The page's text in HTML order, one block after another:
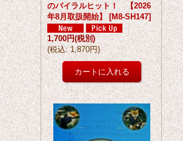
のバイラルヒット！ 【2026
年8月取扱開始】 [M8-SH147]
1,700円(税別)
(税込: 1,870円)